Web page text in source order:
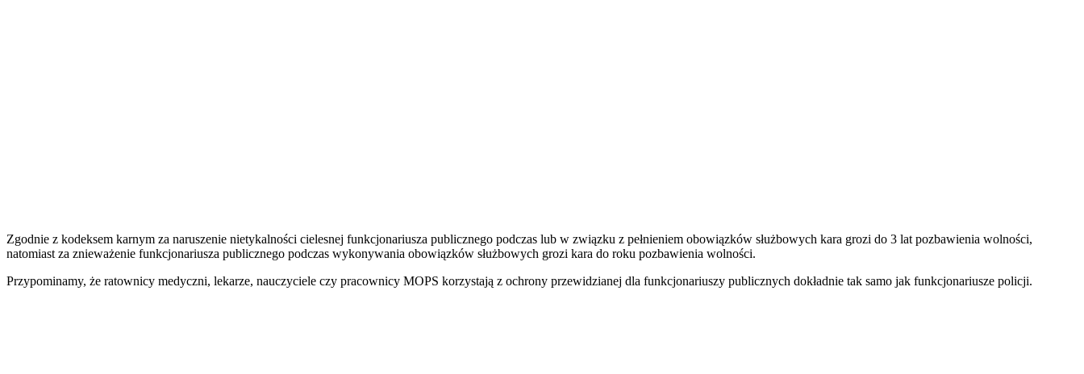
Zgodnie z kodeksem karnym za naruszenie nietykalności cielesnej funkcjonariusza publicznego podczas lub w związku z pełnieniem obowiązków służbowych kara grozi do 3 lat pozbawienia wolności,
natomiast za znieważenie funkcjonariusza publicznego podczas wykonywania obowiązków służbowych grozi kara do roku pozbawienia wolności.
Przypominamy, że ratownicy medyczni, lekarze, nauczyciele czy pracownicy MOPS korzystają z ochrony przewidzianej dla funkcjonariuszy publicznych dokładnie tak samo jak funkcjonariusze policji.